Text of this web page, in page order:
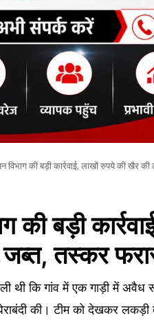
विभाग की बड़ी कार्रवाई, लाखों रुपये की खैर
की बड़ी
तस्कर
थी कि गांव में एक गाड़ी में
की। टीम को देखकर